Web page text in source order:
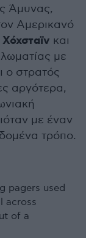
Άμυνας,
Αμερικανό
και
με
ο στρατός
αργότερα,
με έναν
τρόπο.
pagers used
across
of a